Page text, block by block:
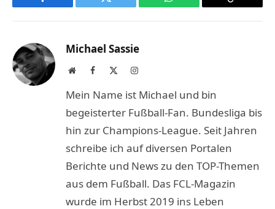
Facebook Twitter WhatsApp
Copy
Michael Sassie
WebsiteFacebook Instagram
Mein Name ist Michael und bin
begeisterter Fußball-Fan. Bundesliga bis
hin zur Champions-League. Seit Jahren
schreibe ich auf diversen Portalen
Berichte und News zu den TOP-Themen
aus dem Fußball. Das FCL-Magazin
wurde im Herbst 2019 ins Leben